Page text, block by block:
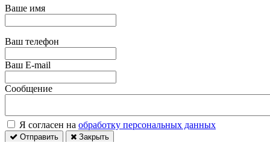
Ваше имя
Ваш телефон
Ваш E-mail
Сообщение
Я согласен на обработку персональных данных
Отправить Закрыть